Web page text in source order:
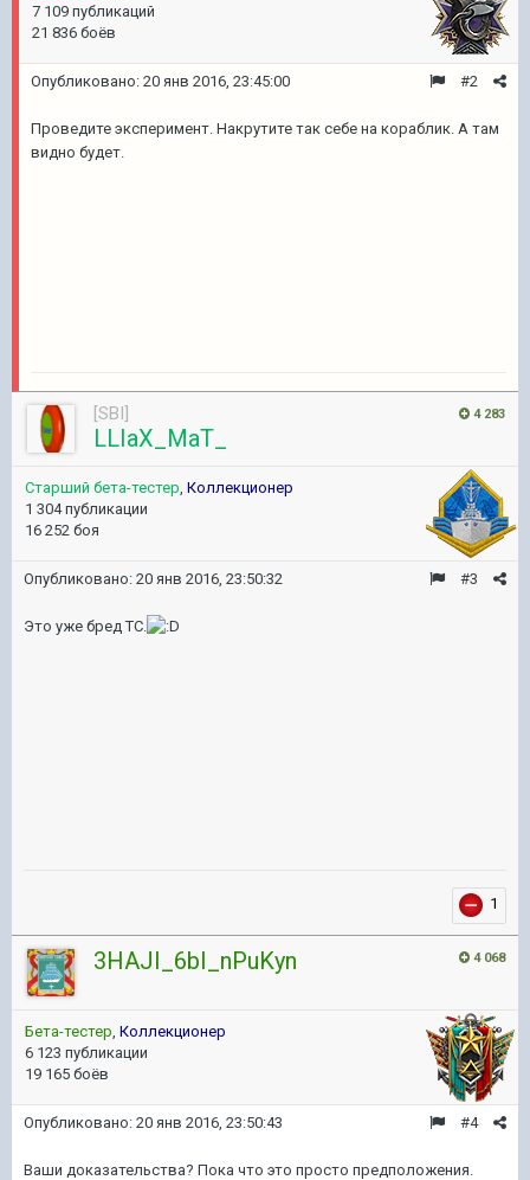
7 109 публикаций
21 836 боёв
#2
Опубликовано: 20 янв 2016, 23:45:00
Проведите эксперимент. Накрутите так себе на кораблик. А там
видно будет.
4 283
[SBI]
LLIaX_MaT_
Старший бета-тестер Коллекционер
1 304 публикации
16 252 боя
#3
Опубликовано: 20 янв 2016, 23:50:32
Это уже бред ТС.
1
4 068
3HAJI_6bI_nPuKyn
Бета-тестер Коллекционер
6 123 публикации
19 165 боёв
#4
Опубликовано: 20 янв 2016, 23:50:43
Ваши доказательства? Пока что это просто предположения.